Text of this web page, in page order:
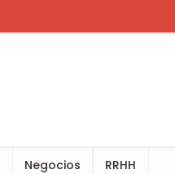
Negocios RRHH